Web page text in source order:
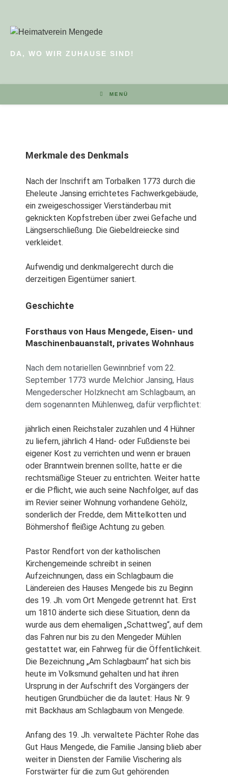
DA, WO WIR ZUHAUSE SIND!
MENÜ
Merkmale des Denkmals
Nach der Inschrift am Torbalken 1773 durch die
Eheleute Jansing errichtetes Fachwerkgebäude,
ein zweigeschossiger Vierständerbau mit
geknickten Kopfstreben über zwei Gefache und
Längserschließung. Die Giebeldreiecke sind
verkleidet.
Aufwendig und denkmalgerecht durch die
derzeitigen Eigentümer saniert.
Geschichte
Forsthaus von Haus Mengede, Eisen- und
Maschinenbauanstalt, privates Wohnhaus
Nach dem notariellen Gewinnbrief vom 22.
September 1773 wurde Melchior Jansing, Haus
Mengederscher Holzknecht am Schlagbaum, an
dem sogenannten Mühlenweg, dafür verpflichtet:
jährlich einen Reichstaler zuzahlen und 4 Hühner
zu liefern, jährlich 4 Hand- oder Fußdienste bei
eigener Kost zu verrichten und wenn er brauen
oder Branntwein brennen sollte, hatte er die
rechtsmäßige Steuer zu entrichten. Weiter hatte
er die Pflicht, wie auch seine Nachfolger, auf das
im Revier seiner Wohnung vorhandene Gehölz,
sonderlich der Fredde, dem Mittelkotten und
Böhmershof fleißige Achtung zu geben.
Pastor Rendfort von der katholischen
Kirchengemeinde schreibt in seinen
Aufzeichnungen, dass ein Schlagbaum die
Ländereien des Hauses Mengede bis zu Beginn
des 19. Jh. vom Ort Mengede getrennt hat. Erst
um 1810 änderte sich diese Situation, denn da
wurde aus dem ehemaligen „Schattweg“, auf dem
das Fahren nur bis zu den Mengeder Mühlen
gestattet war, ein Fahrweg für die Öffentlichkeit.
Die Bezeichnung „Am Schlagbaum“ hat sich bis
heute im Volksmund gehalten und hat ihren
Ursprung in der Aufschrift des Vorgängers der
heutigen Grundbücher die da lautet: Haus Nr. 9
mit Backhaus am Schlagbaum von Mengede.
Anfang des 19. Jh. verwaltete Pächter Rohe das
Gut Haus Mengede, die Familie Jansing blieb aber
weiter in Diensten der Familie Vischering als
Forstwärter für die zum Gut gehörenden